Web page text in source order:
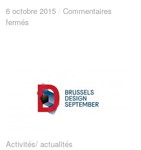
6 octobre 2015 / Commentaires
fermés
6 octobre 2015 / Commentaires
fermés
Activités/ actualités
Activités/ actualités